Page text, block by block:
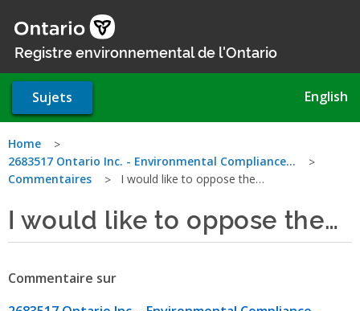
au
contenu
Registre environnemental de l'Ontario
Sujets English
Vous
êtes
ici
Home
2683517 Ontario Inc. - Environmental Compliance…
Commentaires
I would like to oppose the…
I would like to oppose the…
Commentaire sur